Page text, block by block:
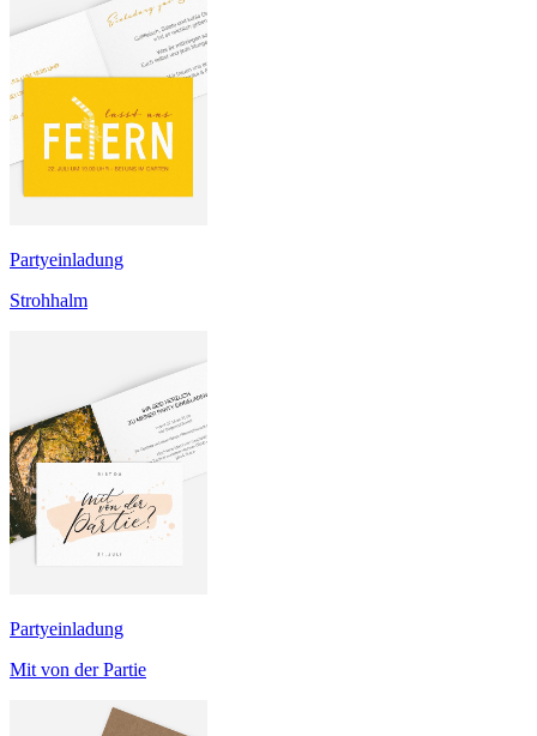
Partyeinladung
Strohhalm
Partyeinladung
Mit von der Partie